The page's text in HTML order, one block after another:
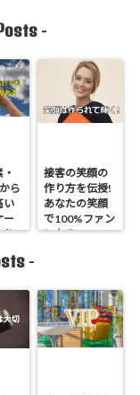
-
ら
い
ー
り
接客の笑顔の
作り方を伝授!
あなたの笑顔
で100%ファン
になる!
-